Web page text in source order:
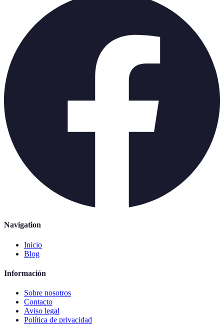
Navigation
Inicio
Blog
Información
Sobre nosotros
Contacto
Aviso legal
Política de privacidad